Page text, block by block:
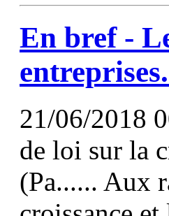
En bref -
21/06/2018
de loi sur la
(Pa...... Aux